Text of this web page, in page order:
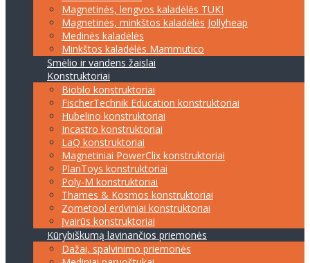
Magnetinės, lengvos kaladėlės TUKI
Magnetinės, minkštos kaladėlės Jollyheap
Medinės kaladėlės
Minkštos kaladėlės Mammutico
Smėlio ir vandens žaislai
Konstruktoriai
Bioblo konstruktoriai
FischerTechnik Education konstruktoriai
Hubelino konstruktoriai
Incastro konstruktoriai
LaQ konstruktoriai
Magnetiniai PowerClix konstruktoriai
PlanToys konstruktoriai
Poly-M konstruktoriai
Thames & Kosmos konstruktoriai
Zometool erdviniai konstruktoriai
Įvairūs konstruktoriai
Kūrybiškumą lavinančios priemonės
Dažai, spalvinimo priemonės